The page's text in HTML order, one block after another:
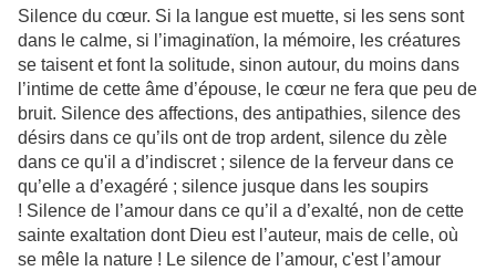
Silence du cœur. Si la langue est muette, si les sens sont
dans le calme, si l’imaginatïon, la mémoire, les créatures
se taisent et font la solitude, sinon autour, du moins dans
l’intime de cette âme d’épouse, le cœur ne fera que peu de
bruit. Silence des affections, des antipathies, silence des
désirs dans ce qu’ils ont de trop ardent, silence du zèle
dans ce qu'il a d’indiscret ; silence de la ferveur dans ce
qu’elle a d’exagéré ; silence jusque dans les soupirs
! Silence de l’amour dans ce qu’il a d’exalté, non de cette
sainte exaltation dont Dieu est l’auteur, mais de celle, où
se mêle la nature ! Le silence de l’amour, c'est l’amour